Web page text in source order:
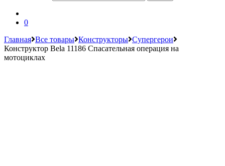
0
Главная Все товары Конструкторы Супергерои
Конструктор Bela 11186 Спасательная операция на
мотоциклах